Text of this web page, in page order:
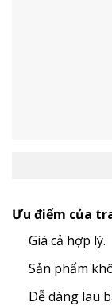
Ưu điểm của
Giá cả hợp lý.
Sản phẩm
Dễ dàng lau